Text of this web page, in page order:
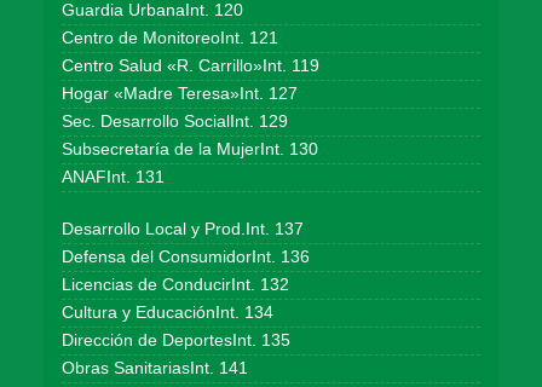
Guardia UrbanaInt. 120
Centro de MonitoreoInt. 121
Centro Salud «R. Carrillo»Int. 119
Hogar «Madre Teresa»Int. 127
Sec. Desarrollo SocialInt. 129
Subsecretaría de la MujerInt. 130
ANAFInt. 131
Desarrollo Local y Prod.Int. 137
Defensa del ConsumidorInt. 136
Licencias de ConducirInt. 132
Cultura y EducaciónInt. 134
Dirección de DeportesInt. 135
Obras SanitariasInt. 141